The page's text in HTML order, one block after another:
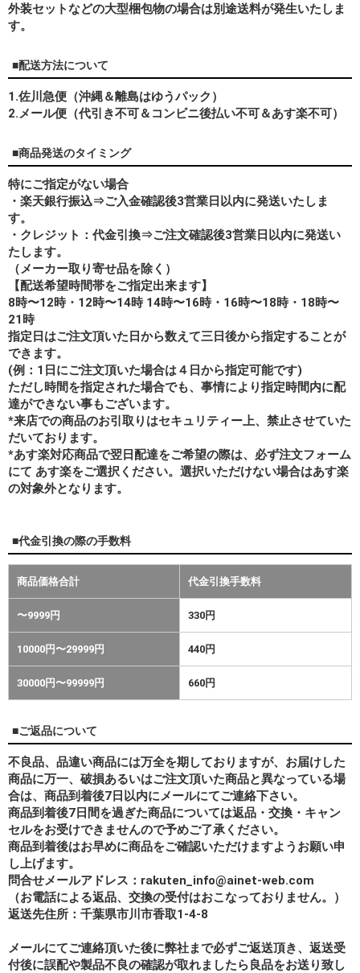
外装セットなどの大型梱包物の場合は別途送料が発生いたしま
す。
■配送方法について
1.佐川急便（沖縄＆離島はゆうパック）
2.メール便（代引き不可＆コンビニ後払い不可＆あす楽不可）
■商品発送のタイミング
特にご指定がない場合
・楽天銀行振込⇒ご入金確認後3営業日以内に発送いたしま
す。
・クレジット：代金引換⇒ご注文確認後3営業日以内に発送い
たします。
（メーカー取り寄せ品を除く）
【配送希望時間帯をご指定出来ます】
8時〜12時・12時〜14時 14時〜16時・16時〜18時・18時〜
21時
指定日はご注文頂いた日から数えて三日後から指定することが
できます。
(例：1日にご注文頂いた場合は４日から指定可能です)
ただし時間を指定された場合でも、事情により指定時間内に配
達ができない事もございます。
*来店での商品のお引取りはセキュリティー上、禁止させていた
だいております。
*あす楽対応商品で翌日配達をご希望の際は、必ず注文フォーム
にて あす楽をご選択ください。選択いただけない場合はあす楽
の対象外となります。
■代金引換の際の手数料
商品価格合計 代金引換手数料
〜9999円 330円
10000円〜29999円 440円
30000円〜99999円 660円
■ご返品について
不良品、品違い商品には万全を期しておりますが、お届けした
商品に万一、破損あるいはご注文頂いた商品と異なっている場
合は、商品到着後7日以内にメールにてご連絡下さい。
商品到着後7日間を過ぎた商品については返品・交換・キャン
セルをお受けできませんので予めご了承ください。
商品到着後はお早めに商品をご確認いただけますようお願い申
し上げます。
問合せメールアドレス：rakuten_info@ainet-web.com
（お電話による返品、交換の受付はおこなっておりません。）
返送先住所：千葉県市川市香取1-4-8
メールにてご連絡頂いた後に弊社まで必ずご返送頂き、返送受
付後に誤配や製品不良の確認が取れましたら良品をお送り致し